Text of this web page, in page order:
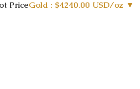
PriceGold : $4240.00 USD/oz ▼